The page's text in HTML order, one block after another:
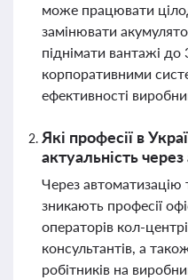
може працювати
замінювати
піднімати вантажі до
корпоративними
ефективності
Які професії в
актуальність
Через автоматизацію
зникають професії
операторів кол-
консультантів, а
робітників на